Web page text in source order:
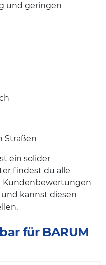
und geringen
Straßen
ein solider
findest du alle
Kundenbewertungen
und kannst diesen
für BARUM